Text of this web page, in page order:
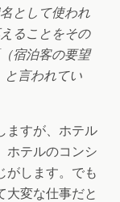
として使われ
ることをその
宿泊客の要望
と言われてい
ますが、ホテル
ホテルのコンシ
がします。でも
大変な仕事だと